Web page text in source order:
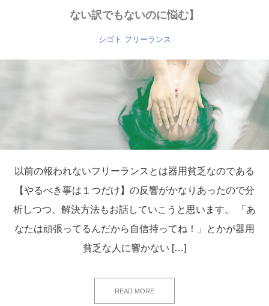
ない訳でもないのに悩む】
シゴト フリーランス
以前の報われないフリーランスとは器用貧乏なのである
【やるべき事は１つだけ】の反響がかなりあったので分
析しつつ、解決方法もお話していこうと思います。 「あ
なたは頑張ってるんだから自信持ってね！」とかが器用
貧乏な人に響かない […]
READ MORE